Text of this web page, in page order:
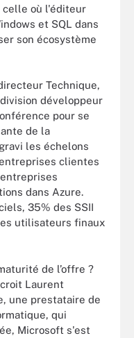
où l'éditeur
et SQL dans
son écosystème
Technique,
développeur
pour se
de la
les échelons
clientes
dans Azure.
35% des SSII
utilisateurs finaux
de l’offre ?
Laurent
une prestataire de
qui
Microsoft s'est